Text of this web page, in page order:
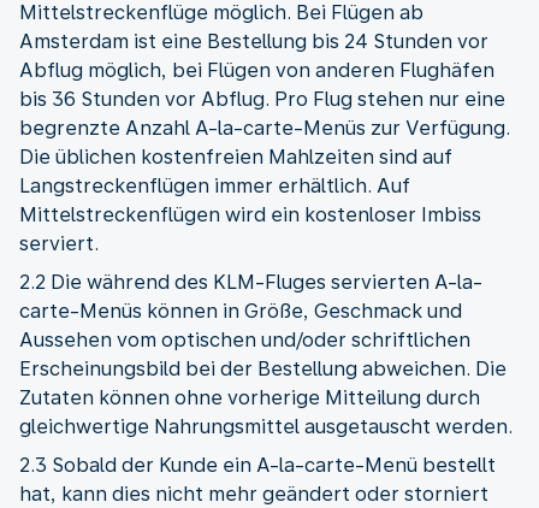
Mittelstreckenflüge möglich. Bei Flügen ab
Amsterdam ist eine Bestellung bis 24 Stunden vor
Abflug möglich, bei Flügen von anderen Flughäfen
bis 36 Stunden vor Abflug. Pro Flug stehen nur eine
begrenzte Anzahl A-la-carte-Menüs zur Verfügung.
Die üblichen kostenfreien Mahlzeiten sind auf
Langstreckenflügen immer erhältlich. Auf
Mittelstreckenflügen wird ein kostenloser Imbiss
serviert.
2.2 Die während des KLM-Fluges servierten A-la-
carte-Menüs können in Größe, Geschmack und
Aussehen vom optischen und/oder schriftlichen
Erscheinungsbild bei der Bestellung abweichen. Die
Zutaten können ohne vorherige Mitteilung durch
gleichwertige Nahrungsmittel ausgetauscht werden.
2.3 Sobald der Kunde ein A-la-carte-Menü bestellt
hat, kann dies nicht mehr geändert oder storniert